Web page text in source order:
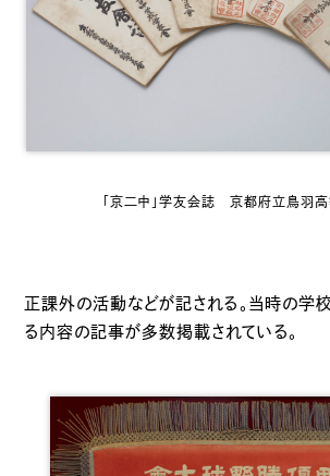
「京二中」学友会誌 京都府立鳥羽
正課外の活動などが記される。当時の学
る内容の記事が多数掲載されている。